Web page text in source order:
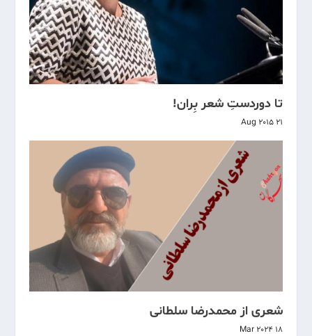
تا دوردستِ شعر بِران!
21 Aug 2015
شعری از محمدرضا سلطانی
18 Mar 2024